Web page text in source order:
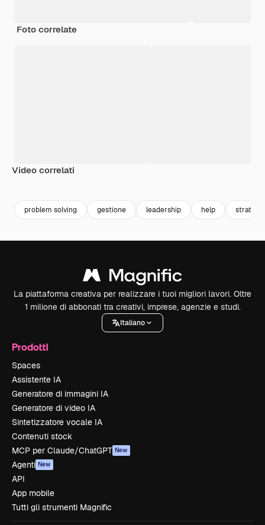
Foto correlate
Video correlati
problem solving gestione leadership help strategia
La piattaforma creativa per realizzare i tuoi migliori lavori. Oltre
1 milione di abbonati tra creativi, imprese, agenzie e studi.
Italiano
Prodotti
Spaces
Assistente IA
Generatore di immagini IA
Generatore di video IA
Sintetizzatore vocale IA
Contenuti stock
MCP per Claude/ChatGPT New
Agenti New
API
App mobile
Tutti gli strumenti Magnific